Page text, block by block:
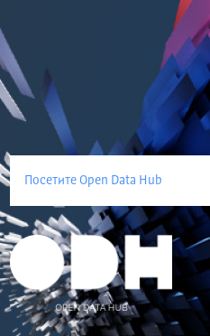
Посетите Open Data Hub